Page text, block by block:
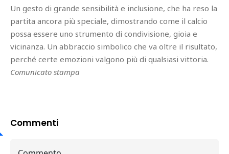
Un gesto di grande sensibilità e inclusione, che ha reso la
partita ancora più speciale, dimostrando come il calcio
possa essere uno strumento di condivisione, gioia e
vicinanza. Un abbraccio simbolico che va oltre il risultato,
perché certe emozioni valgono più di qualsiasi vittoria.
Comunicato stampa
Commenti